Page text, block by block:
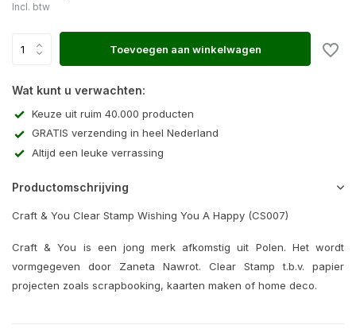
Incl. btw
Toevoegen aan winkelwagen
Wat kunt u verwachten:
Keuze uit ruim 40.000 producten
GRATIS verzending in heel Nederland
Altijd een leuke verrassing
Productomschrijving
Craft & You Clear Stamp Wishing You A Happy (CS007)
Craft & You is een jong merk afkomstig uit Polen. Het wordt
vormgegeven door Zaneta Nawrot. Clear Stamp t.b.v. papier
projecten zoals scrapbooking, kaarten maken of home deco.